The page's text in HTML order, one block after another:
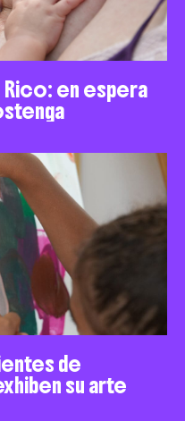
en espera
de
su arte